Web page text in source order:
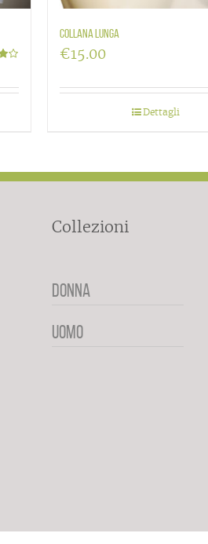
Collana lunga
€15.00
Dettagli
Collezioni
DONNA
UOMO